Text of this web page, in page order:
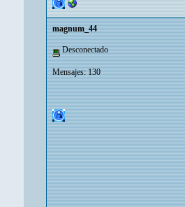
magnum_44
Desconectado
Mensajes: 130